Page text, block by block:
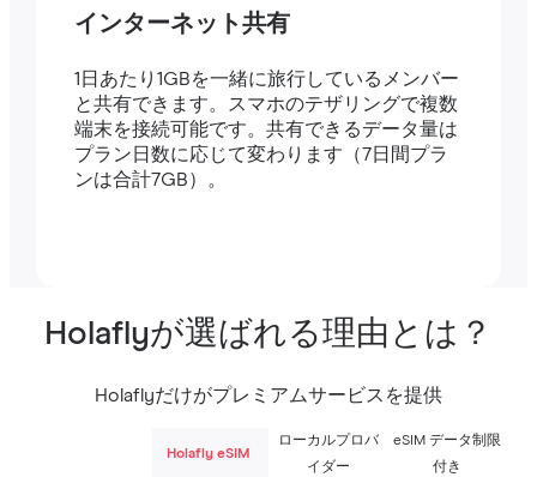
インターネット共有
1日あたり1GBを一緒に旅行しているメンバー
と共有できます。スマホのテザリングで複数
端末を接続可能です。共有できるデータ量は
プラン日数に応じて変わります（7日間プラ
ンは合計7GB）。
Holaflyが選ばれる理由とは？
Holaflyだけがプレミアムサービスを提供
Holafly eSIM
ローカルプロバ
イダー
eSIM データ制限
付き